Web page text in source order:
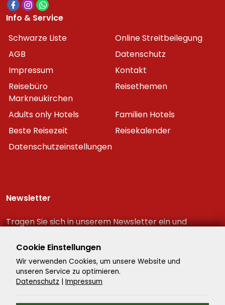
Info & Service
Schwarze Liste
Online Streitbeilegung
AGB
Datenschutz
Impressum
Kontakt
Reisebüro
Markneukirchen
Reisethemen
Adults only Hotels
Familien Hotels
Beste Reisezeit
Reisekalender
Datenschutzeinstellungen
Newsletter
Tragen Sie sich in unserem Newsletter ein und
Reiseschnäppchen!
Cookie Einstellungen
Wir verwenden Cookies, um unsere Website und
unseren Service zu optimieren.
Datenschutz | Impressum